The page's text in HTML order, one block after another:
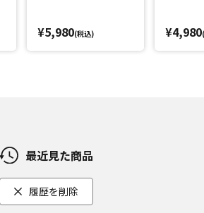
→(1)
動効果が欲しい方におすすめ
¥5,980(税込) ¥4,980
最近見た商品
履歴を削除